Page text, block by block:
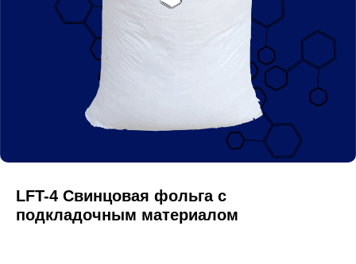
LFT-4 Свинцовая фольга с
подкладочным материалом